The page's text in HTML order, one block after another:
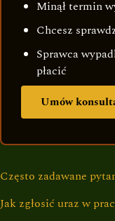
Minął termin
Chcesz
Sprawca
płacić
Umów
Często zadawane
Jak zgłosić uraz w